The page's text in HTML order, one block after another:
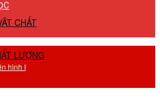
CHẤT
LƯỢNG